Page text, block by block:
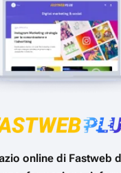
online di Fastweb